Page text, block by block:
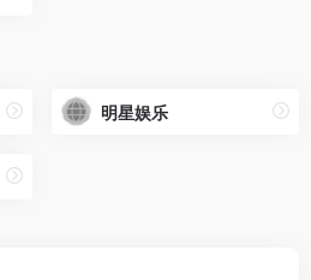
明星娱乐